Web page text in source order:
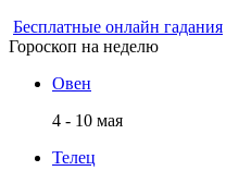
Бесплатные онлайн гадания
Гороскоп на неделю
Овен
4 - 10 мая
Телец